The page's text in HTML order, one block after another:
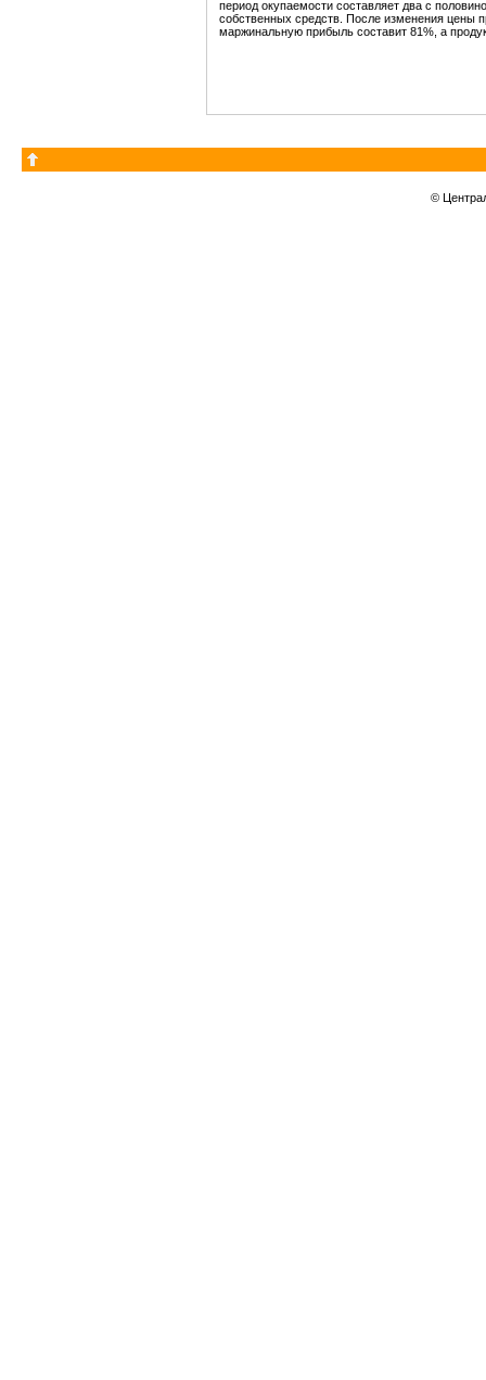
период окупаемости составляет два с
собственных средств. После изменения цены
маржинальную прибыль составит 81%, а
©